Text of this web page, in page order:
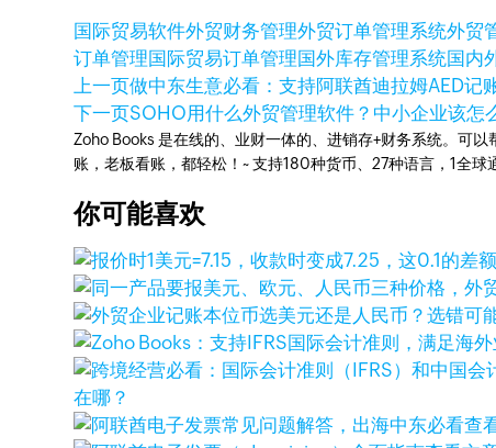
国际贸易软件外贸财务管理外贸订单管理系统外贸
订单管理国际贸易订单管理国外库存管理系统国内
上一页做中东生意必看：支持阿联酋迪拉姆AED记
下一页SOHO用什么外贸管理软件？中小企业该怎
Zoho Books 是在线的、业财一体的、进销存+财务系统。可
账，老板看账，都轻松！~ 支持180种货币、27种语言，1全
你可能喜欢
在哪？
查